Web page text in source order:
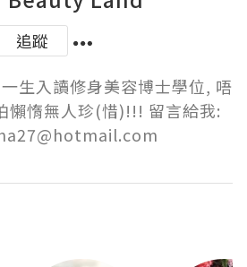
追蹤
生入讀修身美容博士學位, 唔
懶惰無人珍(惜)!!! 留言給我: